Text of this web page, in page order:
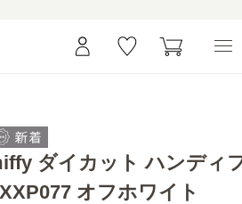
ダイカット ハンディ
オフホワイト